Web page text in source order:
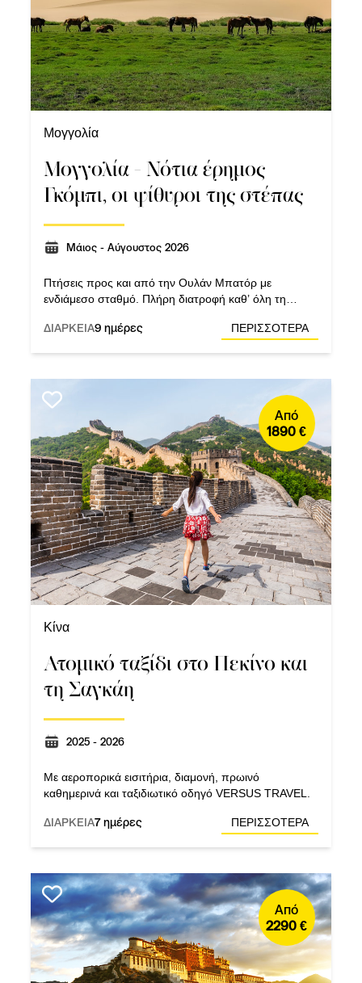
Μογγολία
Μογγολία - Νότια έρημος
Γκόμπι, οι ψίθυροι της στέπας
Μάιος - Αύγουστος 2026
Πτήσεις προς και από την Ουλάν Μπατόρ με
ενδιάμεσο σταθμό. Πλήρη διατροφή καθ’ όλη τη
στην έρημο.
ΔΙΑΡΚΕΙΑ9 ημέρες ΠΕΡΙΣΣΟΤΕΡΑ
Από
1890 €
Κίνα
Ατομικό ταξίδι στο Πεκίνο και
τη Σαγκάη
2025 - 2026
Με αεροπορικά εισιτήρια, διαμονή, πρωινό
καθημερινά και ταξιδιωτικό οδηγό VERSUS TRAVEL.
ΔΙΑΡΚΕΙΑ7 ημέρες ΠΕΡΙΣΣΟΤΕΡΑ
Από
2290 €